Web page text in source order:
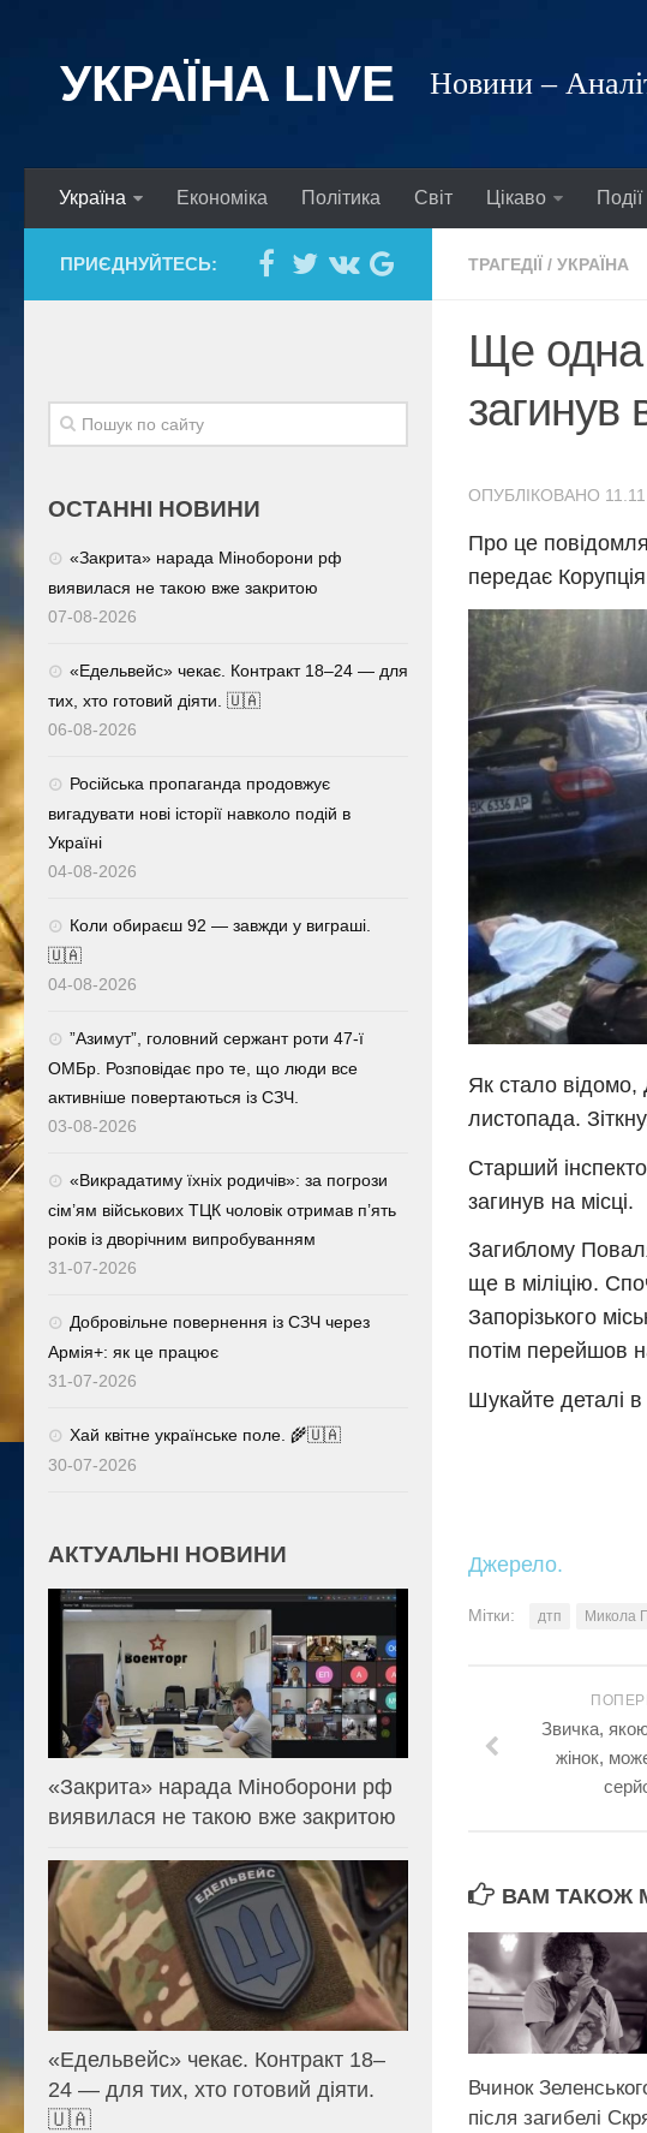
УКРАЇНА LIVE Новини –
Україна Економіка Політика Світ Цікаво Події
ТРАГЕДІЇ / УКРАЇНА
Ще одна
загинув
ОПУБЛІКОВАНО
Про це
передає
Як стало відомо,
листопада.
Старший
загинув на місці.
Загиблому
ще в міліцію.
Запорізького
потім перейшов
Шукайте деталі в
Джерело.
Мітки: дтп Микола
Звичка,
жінок,
ВАМ ТАКОЖ
Вчинок
після загибелі
ПРИЄДНУЙТЕСЬ:
ОСТАННІ НОВИНИ
«Закрита» нарада Міноборони рф
виявилася не такою вже закритою
07-08-2026
«Едельвейс» чекає. Контракт 18–24 — для
тих, хто готовий діяти. 🇺🇦
06-08-2026
Російська пропаганда продовжує
вигадувати нові історії навколо подій в
Україні
04-08-2026
Коли обираєш 92 — завжди у виграші.
🇺🇦
04-08-2026
⁨”Азимут”, головний сержант роти 47-ї
ОМБр. Розповідає про те, що люди все
активніше повертаються із СЗЧ.
03-08-2026
«Викрадатиму їхніх родичів»: за погрози
сім’ям військових ТЦК чоловік отримав п’ять
років із дворічним випробуванням
31-07-2026
Добровільне повернення із СЗЧ через
Армія+: як це працює
31-07-2026
Хай квітне українське поле. 🌾🇺🇦
30-07-2026
АКТУАЛЬНІ НОВИНИ
«Закрита» нарада Міноборони рф
виявилася не такою вже закритою
«Едельвейс» чекає. Контракт 18–
24 — для тих, хто готовий діяти.
🇺🇦